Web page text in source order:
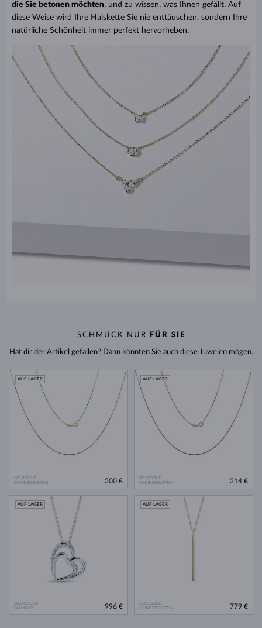
die Sie betonen möchten, und zu wissen, was Ihnen gefällt. Auf
diese Weise wird Ihre Halskette Sie nie enttäuschen, sondern Ihre
natürliche Schönheit immer perfekt hervorheben.
SCHMUCK NUR FÜR SIE
Hat dir der Artikel gefallen? Dann könnten Sie auch diese Juwelen mögen.
GELBGOLD
OHNE EDELSTEIN
AUF LAGER
300 €
ROSÉGOLD
OHNE EDELSTEIN
AUF LAGER
314 €
WEISSGOLD
DIAMANT
AUF LAGER
996 €
GELBGOLD
OHNE EDELSTEIN
AUF LAGER
779 €